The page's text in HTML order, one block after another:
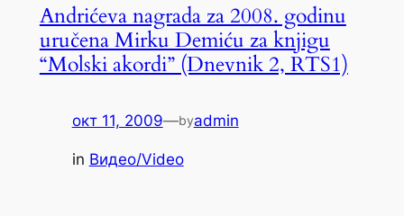
Andrićeva nagrada za 2008. godinu
uručena Mirku Demiću za knjigu
“Molski akordi” (Dnevnik 2, RTS1)
окт 11, 2009—byadmin
in Видео/Video